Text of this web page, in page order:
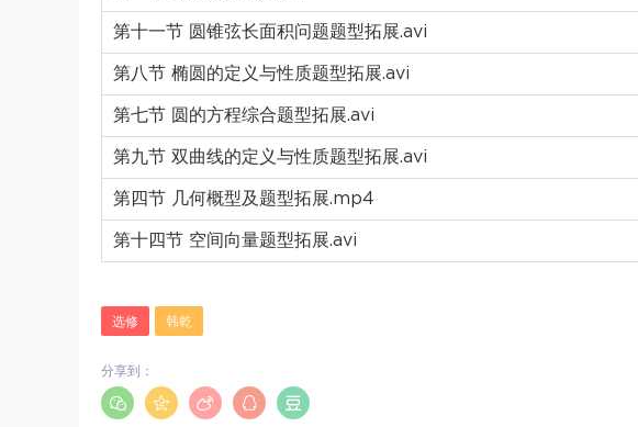
第十一节 圆锥弦长面积问题题型拓展.avi
第八节 椭圆的定义与性质题型拓展.avi
第七节 圆的方程综合题型拓展.avi
第九节 双曲线的定义与性质题型拓展.avi
第四节 几何概型及题型拓展.mp4
第十四节 空间向量题型拓展.avi
选修 韩乾
分享到：